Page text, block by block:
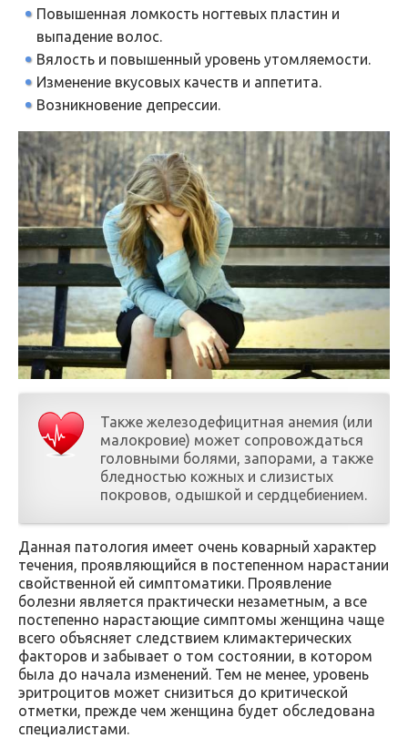
Повышенная ломкость ногтевых пластин и
выпадение волос.
Вялость и повышенный уровень утомляемости.
Изменение вкусовых качеств и аппетита.
Возникновение депрессии.
Также железодефицитная анемия (или
малокровие) может сопровождаться
головными болями, запорами, а также
бледностью кожных и слизистых
покровов, одышкой и сердцебиением.
Данная патология имеет очень коварный характер
течения, проявляющийся в постепенном нарастании
свойственной ей симптоматики. Проявление
болезни является практически незаметным, а все
постепенно нарастающие симптомы женщина чаще
всего объясняет следствием климактерических
факторов и забывает о том состоянии, в котором
была до начала изменений. Тем не менее, уровень
эритроцитов может снизиться до критической
отметки, прежде чем женщина будет обследована
специалистами.